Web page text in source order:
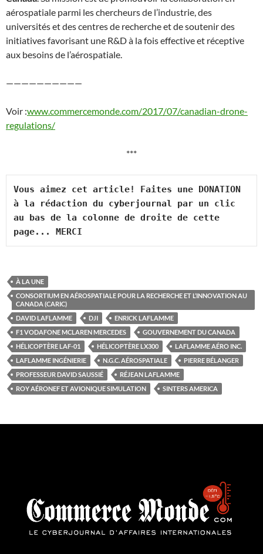
aérospatiale parmi les chercheurs de l’industrie, des
universités et des centres de recherche et de soutenir des
initiatives favorisant une R&D à la fois effective et réceptive
aux besoins de l’aérospatiale.
——————————
Voir :www.commercemonde.com/2017/07/canadian-drone-
regulations/
***
Vous aimez cet article! Faites une DONATION
à la rédaction du cyberjournal par un clic
au bas de la colonne de droite de cette
page... MERCI
À LA UNE
CONSORTIUM EN AÉROSPATIALE POUR LA RECHERCHE ET L’INNOVATION AU
CANADA (CARIC)
DAVID LAFLAMME
DJI
ENRICK LAFLAMME
F1 VODAFONE MCLAREN MERCEDES
GOUVERNEMENT DU CANADA
HÉLICOPTÈRE LAF-01
HÉLICOPTÈRE LX300
LAFLAMME AÉRO INC.
LAFLAMME INGÉNIERIE
N.G.C. AÉROSPATIALE
PIERRE BÉLANGER
PROFESSEUR DAVID SAUSSIÉ
RÉJEAN LAFLAMME
ROY AÉRONEF ET AVIONIQUE SIMULATION
SINTERS AMERICA